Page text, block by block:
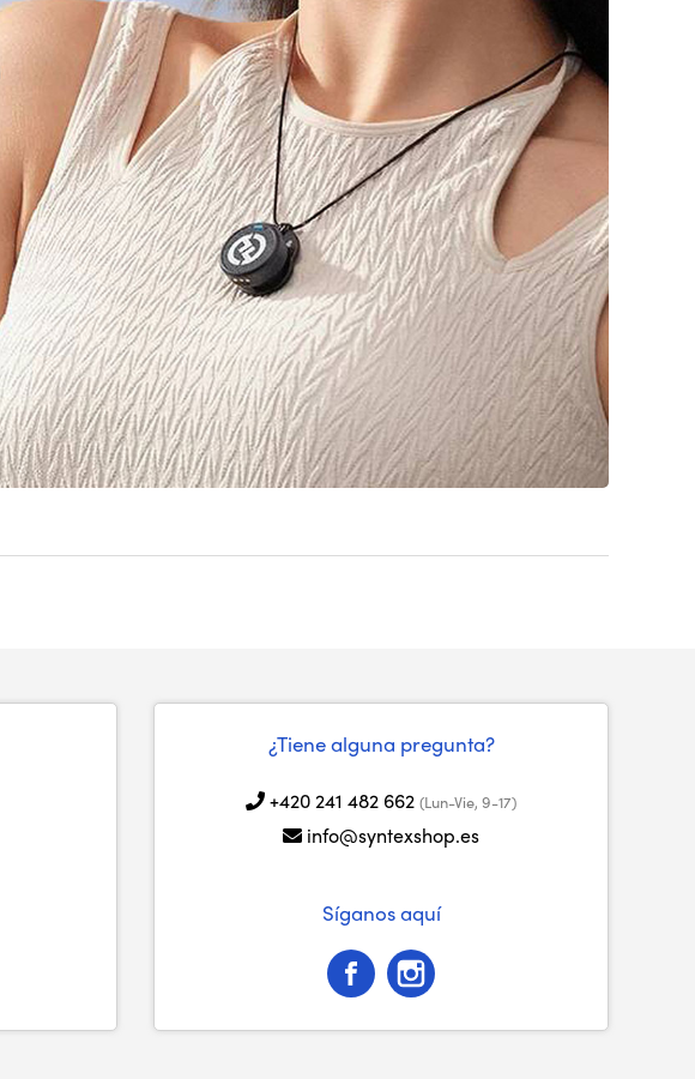
¿Tiene alguna pregunta?
+420 241 482 662 (Lun-Vie, 9-17)
info@syntexshop.es
Síganos aquí